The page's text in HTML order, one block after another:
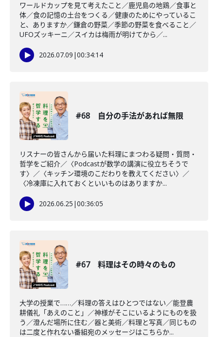
ワールドカップを見て考えたこと／鹿児島の地鶏／食事と
体／食の記憶の土台をつくる／健康のためにやっているこ
と、ありますか／鎌倉の野菜／季節の野菜を食べること／
UFOズッキーニ／スイカは梅雨が明けてから／...
2026.07.09 |00:34:14
#68 自分の手法があれば無限
リスナーの皆さんから届いた料理にまつわる疑問・質問・
哲学をご紹介／〈Podcastが数学の講演に役立ちそうで
す〉／〈キッチン環境のこだわりを教えてください〉／
〈冷凍庫に入れておくといいものはありますか...
2026.06.25 |00:36:05
#67 料理はその時々のもの
大学の授業で……／料理の答えはひとつではない／能登農
耕儀礼「あえのこと」／神様がそこにいるようにものを扱
う／澄んだ場所に住む／器と美術／料理と写真／同じもの
は二度と作れない番組宛のメッセージはこちらか...